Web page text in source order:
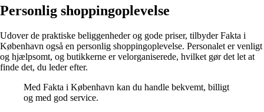
Personlig shoppingoplevelse
Udover de praktiske beliggenheder og gode priser, tilbyder Fakta i
København også en personlig shoppingoplevelse. Personalet er venligt
og hjælpsomt, og butikkerne er velorganiserede, hvilket gør det let at
finde det, du leder efter.
Med Fakta i København kan du handle bekvemt, billigt
og med god service.